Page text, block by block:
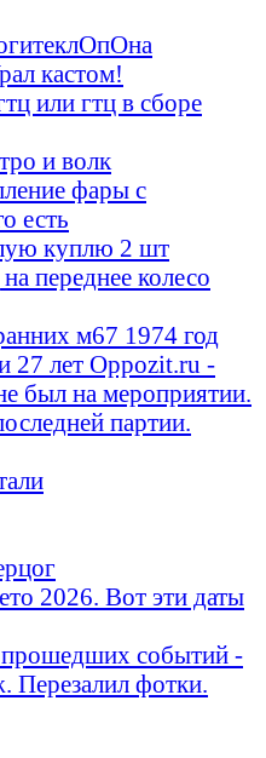
кастом!
или гтц в сборе
и волк
фары с
есть
куплю 2 шт
переднее колесо
м67 1974 год
27 лет Oppozit.ru -
был на мероприятии.
партии.
2026. Вот эти даты
прошедших событий -
фотки.